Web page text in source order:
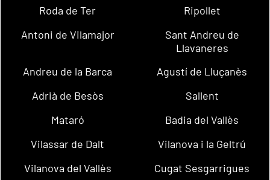
Roda de Ter
Ripollet
Antoni de Vilamajor
Sant Andreu de
Llavaneres
Andreu de la Barca
Agustí de Lluçanès
Adrià de Besòs
Sallent
Mataró
Badia del Vallès
Vilassar de Dalt
Vilanova i la Geltrú
Vilanova del Vallès
Cugat Sesgarrigues